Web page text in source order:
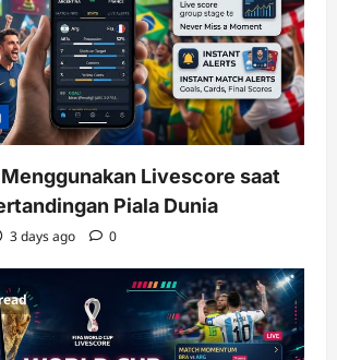
Livescore saat
Piala Dunia
3 days ago 0